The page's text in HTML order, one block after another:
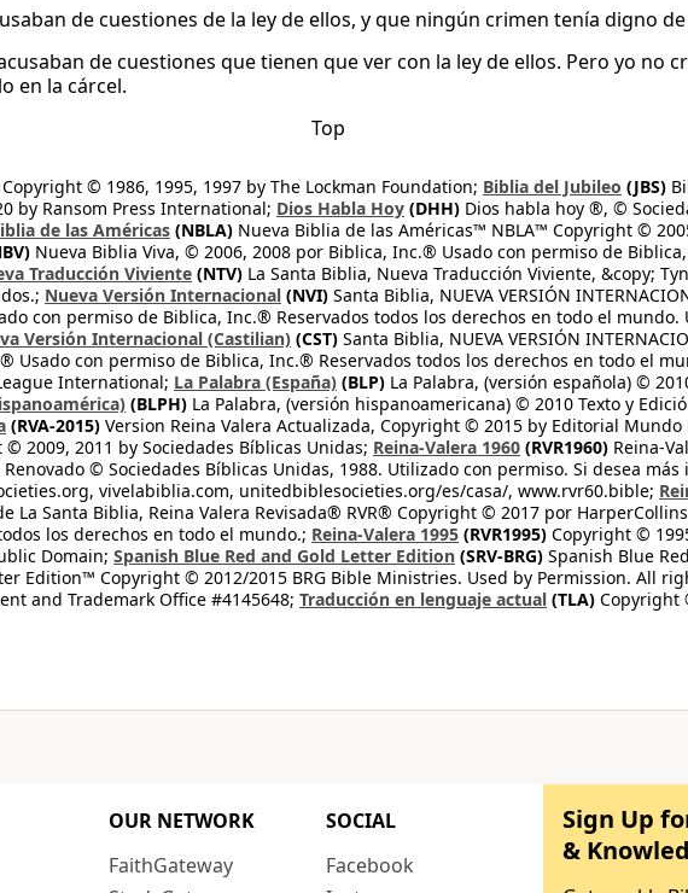
de cuestiones de la ley de ellos, y que ningún crimen tenía digno
de cuestiones que tienen que ver con la ley de ellos. Pero yo no
en la cárcel.
Top
Copyright © 1986, 1995, 1997 by The Lockman Foundation; Biblia del Jubileo (JBS)
by Ransom Press International; Dios Habla Hoy (DHH) Dios habla hoy ®, ©
de las Américas (NBLA) Nueva Biblia de las Américas™ NBLA™ Copyright ©
Nueva Biblia Viva, © 2006, 2008 por Biblica, Inc.® Usado con permiso de
Traducción Viviente (NTV) La Santa Biblia, Nueva Traducción Viviente, &copy;
Nueva Versión Internacional (NVI) Santa Biblia, NUEVA VERSIÓN
con permiso de Biblica, Inc.® Reservados todos los derechos en todo el mundo.
Versión Internacional (Castilian) (CST) Santa Biblia, NUEVA VERSIÓN
Usado con permiso de Biblica, Inc.® Reservados todos los derechos en todo el
International; La Palabra (España) (BLP) La Palabra, (versión española) ©
(BLPH) La Palabra, (versión hispanoamericana) © 2010 Texto y
(RVA-2015) Version Reina Valera Actualizada, Copyright © 2015 by Editorial Mundo
2009, 2011 by Sociedades Bíblicas Unidas; Reina-Valera 1960 (RVR1960) Reina-
© Sociedades Bíblicas Unidas, 1988. Utilizado con permiso. Si desea
vivelabiblia.com, unitedbiblesocieties.org/es/casa/, www.rvr60.bible;
La Santa Biblia, Reina Valera Revisada® RVR® Copyright © 2017 por
los derechos en todo el mundo.; Reina-Valera 1995 (RVR1995) Copyright ©
Domain; Spanish Blue Red and Gold Letter Edition (SRV-BRG) Spanish Blue
Edition™ Copyright © 2012/2015 BRG Bible Ministries. Used by Permission. All
and Trademark Office #4145648; Traducción en lenguaje actual (TLA) Copyright
OUR NETWORK
FaithGateway
SOCIAL
Facebook
Sign Up
&